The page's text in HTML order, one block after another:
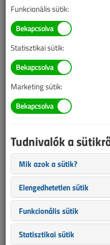
Lapszám:
A megjelenések éves
március
Lakatfogók újszerű
Németh Gábor |
5684
1
Terheléskapcsolók
netadmin | 3617
Funkcionális sütik:
Statisztikai sütik:
Marketing sütik:
Tudnivalók a
Mik azok a sütik?
Elengedhetetlen sütik
Funkcionális sütik
Statisztikai sütik